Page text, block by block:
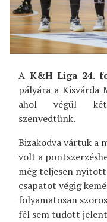
A K&H Liga 24.
pályára a Kisvárda
ahol végül
szenvedtünk.
Bizakodva vártuk a
volt a
még teljesen nyitott
csapatot végig
folyamatosan
fél sem tudott